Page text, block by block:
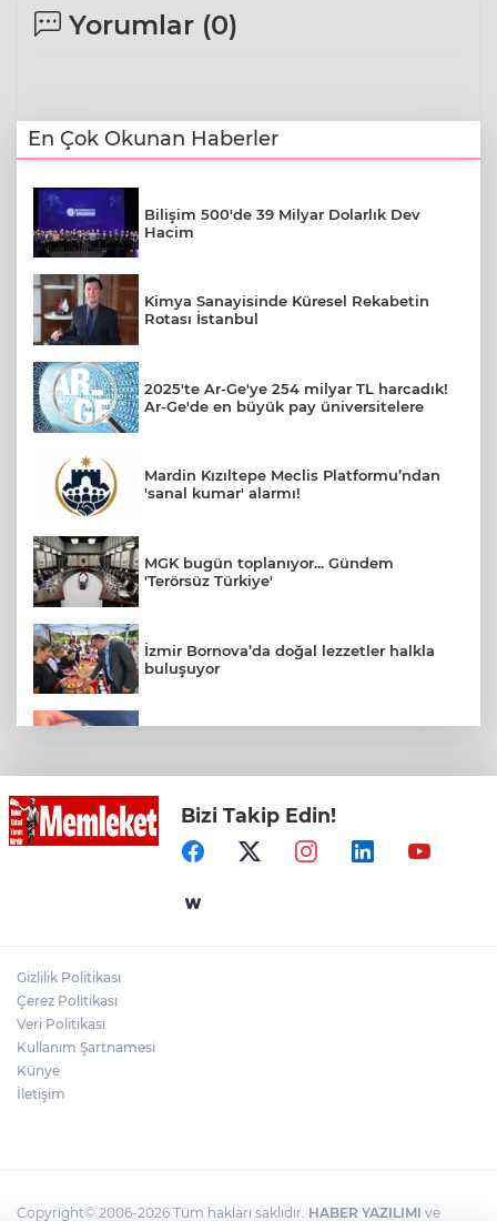
Yorumlar (0)
En Çok Okunan Haberler
Bilişim 500'de 39 Milyar Dolarlık Dev
Hacim
Kimya Sanayisinde Küresel Rekabetin
Rotası İstanbul
2025'te Ar-Ge'ye 254 milyar TL harcadık!
Ar-Ge'de en büyük pay üniversitelere
Mardin Kızıltepe Meclis Platformu’ndan
'sanal kumar' alarmı!
MGK bugün toplanıyor... Gündem
'Terörsüz Türkiye'
İzmir Bornova’da doğal lezzetler halkla
buluşuyor
Konya Taş Bina'da festivale özel video
mapping ve drone gösterisi büyüledi
Ambalajlı Su Üreticileri Derneği'nden
Bizi Takip Edin!
Gizlilik Politikası
Çerez Politikası
Veri Politikası
Kullanım Şartnamesi
Künye
İletişim
Copyright© 2006-2026 Tüm hakları saklıdır. HABER YAZILIMI ve